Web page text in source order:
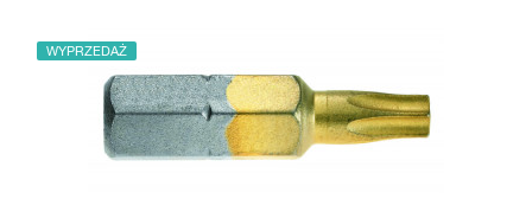
WYPRZEDAŻ